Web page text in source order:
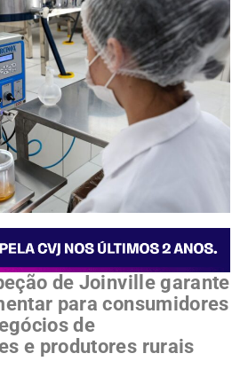
de Joinville garante
para consumidores
de
e produtores rurais